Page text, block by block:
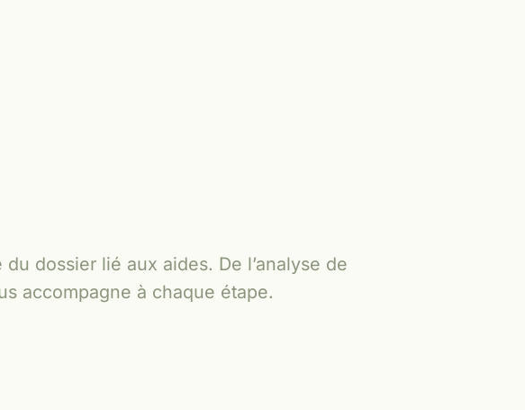
dossier lié aux aides. De l’analyse de
accompagne à chaque étape.